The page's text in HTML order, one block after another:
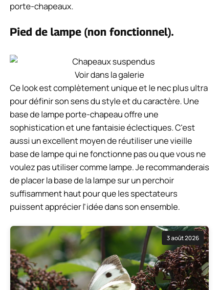
porte-chapeaux.
Pied de lampe (non fonctionnel).
Voir dans la galerie
Ce look est complètement unique et le nec plus ultra
pour définir son sens du style et du caractère. Une
base de lampe porte-chapeau offre une
sophistication et une fantaisie éclectiques. C'est
aussi un excellent moyen de réutiliser une vieille
base de lampe qui ne fonctionne pas ou que vous ne
voulez pas utiliser comme lampe. Je recommanderais
de placer la base de la lampe sur un perchoir
suffisamment haut pour que les spectateurs
puissent apprécier l'idée dans son ensemble.
3 août 2026